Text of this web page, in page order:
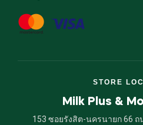
STORE
Milk Plus &
153 ซอยรังสิต-นครนายก 66